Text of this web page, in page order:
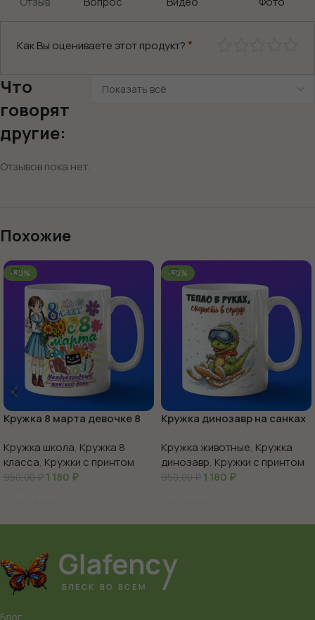
Как Вы оцениваете этот продукт? *
Что
говорят
другие:
Отзывов пока нет.
Похожие
-60%
Кружка 8 марта девочке 8
Кружка школа, Кружка 8
класса, Кружки с принтом
950,00₽ 1 180 ₽
-60%
Кружка динозавр на санках
Кружка животные, Кружка
динозавр, Кружки с принтом
950,00₽ 1 180 ₽
Блог